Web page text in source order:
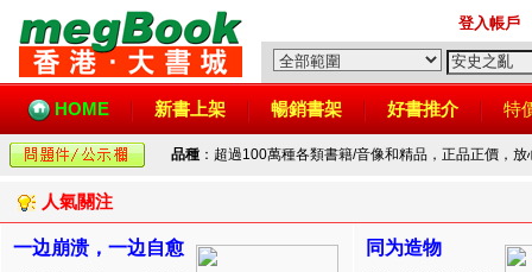
登入帳戶
HOME 新書上架 暢銷書架 好書推介 特
品種 ：超過100萬種各類書籍/音像和精品，正品正價，
人氣關注
一边崩溃，一边自愈 同为造物